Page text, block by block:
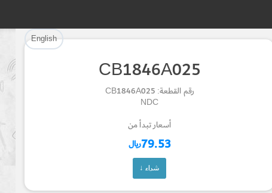
English
CB1846A025
رقم القطعة: CB1846A025
NDC
أسعار تبدأ من
79.53ريال
شراء ↓
تم إضافة القطعة بنجاح.
Part Successfully Selected
Return to Search Page
تم إضافة القطعة للسلة بنجاح.
Part Added to Cart
Checkout